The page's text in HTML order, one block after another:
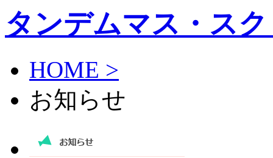
タンデムマス・ス
HOME >
お知らせ